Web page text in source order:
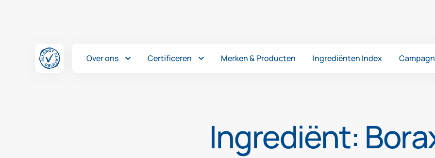
Over ons Certificeren Merken & Producten Ingrediënten Index
Ingrediënt: